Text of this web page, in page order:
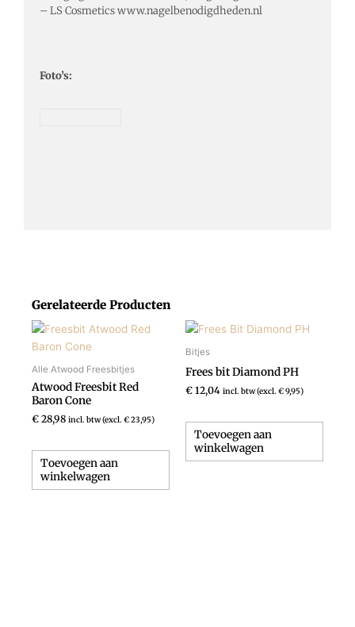
– LS Cosmetics www.nagelbenodigdheden.nl
Foto’s:
Gerelateerde Producten
Alle Atwood Freesbitjes
Atwood Freesbit Red
Baron Cone
€ 28,98 incl. btw (excl. €23,95)
Toevoegen aan
winkelwagen
Bitjes
Frees bit Diamond PH
€ 12,04 incl. btw (excl. €9,95)
Toevoegen aan
winkelwagen